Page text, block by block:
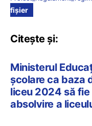
fișier
Citește și:
Ministerul
școlare ca baza
liceu 2024 să
absolvire a